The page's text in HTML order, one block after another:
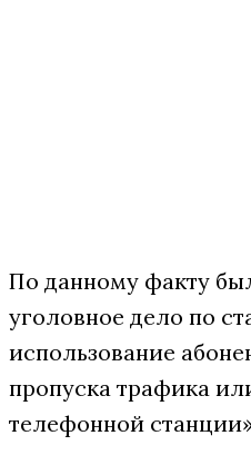
По данному факту
уголовное дело по
использование
пропуска трафика
телефонной